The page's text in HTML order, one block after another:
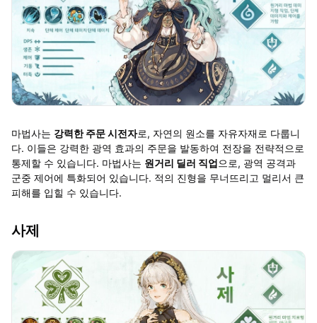
마법사는 강력한 주문 시전자로, 자연의 원소를 자유자재로 다룹니
다. 이들은 강력한 광역 효과의 주문을 발동하여 전장을 전략적으로
통제할 수 있습니다. 마법사는 원거리 딜러 직업으로, 광역 공격과
군중 제어에 특화되어 있습니다. 적의 진형을 무너뜨리고 멀리서 큰
피해를 입힐 수 있습니다.
사제